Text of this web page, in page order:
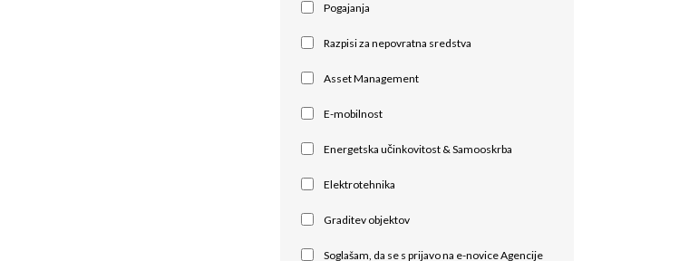
Pogajanja
Razpisi za nepovratna sredstva
Asset Management
E-mobilnost
Energetska učinkovitost & Samooskrba
Elektrotehnika
Graditev objektov
Soglašam, da se s prijavo na e-novice Agencije